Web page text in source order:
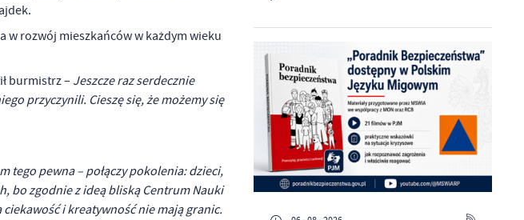
w rozwój mieszkańców w każdym wieku
burmistrz – Jeszcze raz serdecznie
przyczynili. Cieszę się, że możemy się
tego pewna – połączy pokolenia: dzieci,
bo zgodnie z ideą bliską Centrum Nauki
ciekawość i kreatywność nie mają granic.
cookies lub zaakceptować je